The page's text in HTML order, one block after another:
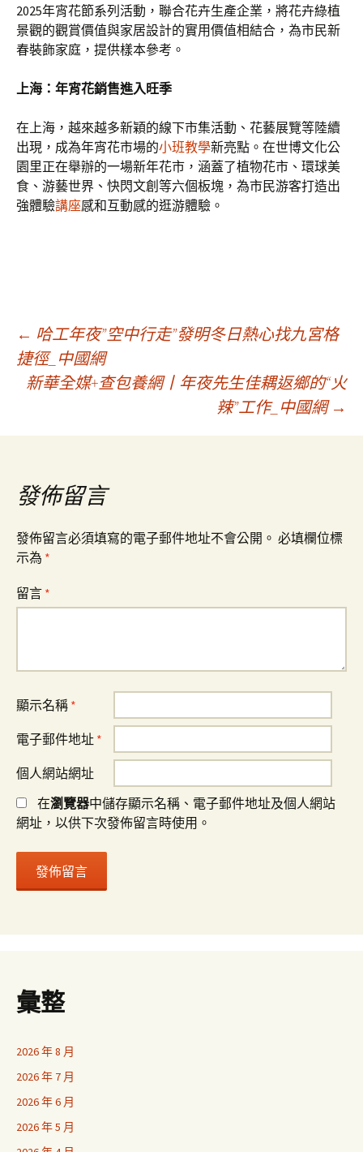
2025年宵花節系列活動，聯合花卉生產企業，將花卉綠植
景觀的觀賞價值與家居設計的實用價值相結合，為市民新
春裝飾家庭，提供樣本參考。
上海：年宵花銷售進入旺季
在上海，越來越多新穎的線下市集活動、花藝展覽等陸續
出現，成為年宵花市場的小班教學新亮點。在世博文化公
園里正在舉辦的一場新年花市，涵蓋了植物花市、環球美
食、游藝世界、快閃文創等六個板塊，為市民游客打造出
強體驗講座感和互動感的逛游體驗。
文
章
導
覽
← 哈工年夜”空中行走”發明冬日熱心找九宮格
捷徑_中國網
新華全媒+查包養網丨年夜先生佳耦返鄉的“火
辣”工作_中國網 →
發佈留言
發佈留言必須填寫的電子郵件地址不會公開。 必填欄位標
示為 *
留言 *
顯示名稱 *
電子郵件地址 *
個人網站網址
在瀏覽器中儲存顯示名稱、電子郵件地址及個人網站
網址，以供下次發佈留言時使用。
彙整
2026 年 8 月
2026 年 7 月
2026 年 6 月
2026 年 5 月